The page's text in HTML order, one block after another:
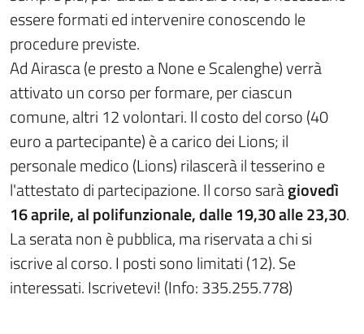
essere formati ed intervenire conoscendo le
procedure previste.
Ad Airasca (e presto a None e Scalenghe) verrà
attivato un corso per formare, per ciascun
comune, altri 12 volontari. Il costo del corso (40
euro a partecipante) è a carico dei Lions; il
personale medico (Lions) rilascerà il tesserino e
l'attestato di partecipazione. Il corso saràgiovedì
16 aprile, al polifunzionale, dalle 19,30 alle 23,30.
La serata non è pubblica, ma riservata a chi si
iscrive al corso. I posti sono limitati (12). Se
interessati. Iscrivetevi! (Info: 335.255.778)